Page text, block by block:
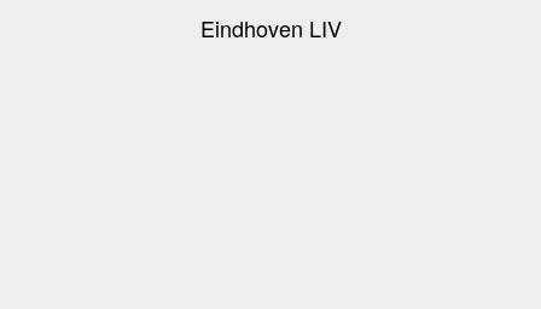
Eindhoven LIV